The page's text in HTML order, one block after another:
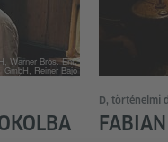
Warner Bros. Ent.
GmbH, Reiner Bajo
D, történelmi